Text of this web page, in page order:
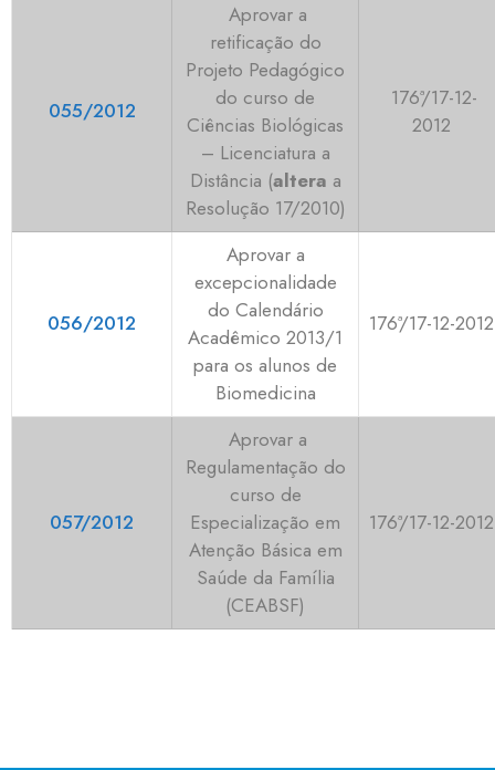
055/2012
Aprovar a
retificação do
Projeto Pedagógico
do curso de
Ciências Biológicas
– Licenciatura a
Distância (altera a
Resolução 17/2010)
176ª/17-12-
2012
056/2012
Aprovar a
excepcionalidade
do Calendário
Acadêmico 2013/1
para os alunos de
Biomedicina
176ª/17-12-2012
057/2012
Aprovar a
Regulamentação do
curso de
Especialização em
Atenção Básica em
Saúde da Família
(CEABSF)
176ª/17-12-2012